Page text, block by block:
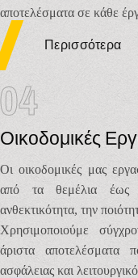
αποτελέσματα σε κάθε
Περισσότερα
04
Οικοδομικές
Οι οικοδομικές μας
από τα θεμέλια έως
ανθεκτικότητα, την
Χρησιμοποιούμε
άριστα αποτελέσματα
ασφάλειας και